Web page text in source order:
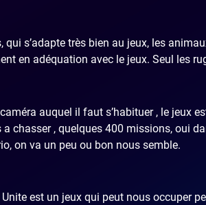
qui s’adapte très bien au jeux, les
en adéquation avec le jeux. Seul les
auquel il faut s’habituer , le jeux
chasser , quelques 400 missions, oui
on va un peu ou bon nous semble.
est un jeux qui peut nous occuper